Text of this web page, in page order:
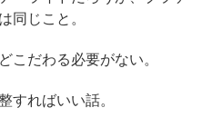
同じこと。
こだわる必要がない。
すればいい話。